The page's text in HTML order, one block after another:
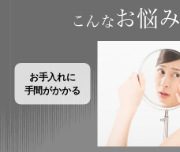
こんなお悩み
お手入れに
手間がかかる